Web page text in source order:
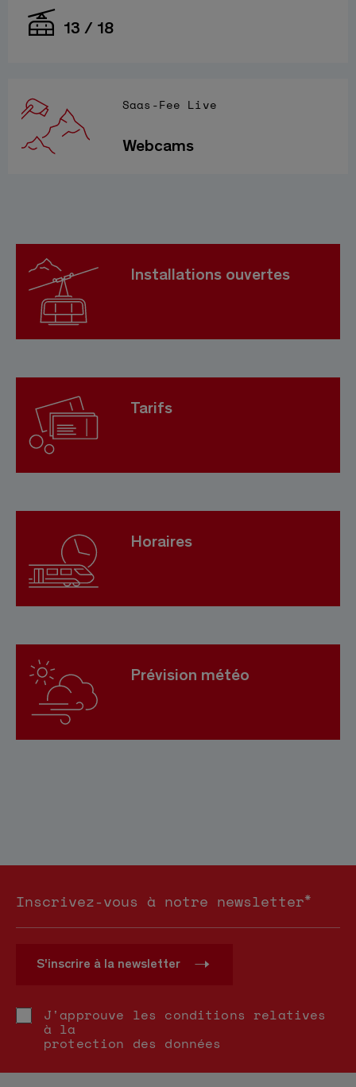
13 / 18
Saas-Fee Live
Webcams
Installations ouvertes
Tarifs
Horaires
Prévision météo
Inscrivez-vous à notre newsletter*
S'inscrire à la newsletter
J'approuve les conditions relatives
à la
protection des données